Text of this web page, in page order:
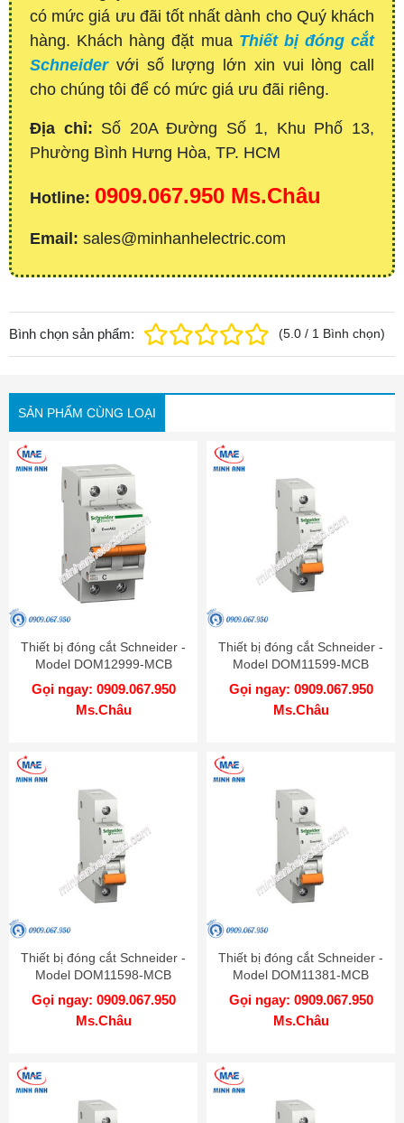
có mức giá ưu đãi tốt nhất dành cho Quý khách
hàng. Khách hàng đặt mua Thiết bị đóng cắt
Schneider với số lượng lớn xin vui lòng call
cho chúng tôi để có mức giá ưu đãi riêng.
Địa chỉ: Số 20A Đường Số 1, Khu Phố 13,
Phường Bình Hưng Hòa, TP. HCM
Hotline: 0909.067.950 Ms.Châu
Email: sales@minhanhelectric.com
Bình chọn sản phẩm: (5.0 / 1 Bình chọn)
SẢN PHẨM CÙNG LOẠI
Thiết bị đóng cắt Schneider -
Model DOM12999-MCB
Gọi ngay: 0909.067.950
Ms.Châu
Thiết bị đóng cắt Schneider -
Model DOM11599-MCB
Gọi ngay: 0909.067.950
Ms.Châu
Thiết bị đóng cắt Schneider -
Model DOM11598-MCB
Gọi ngay: 0909.067.950
Ms.Châu
Thiết bị đóng cắt Schneider -
Model DOM11381-MCB
Gọi ngay: 0909.067.950
Ms.Châu